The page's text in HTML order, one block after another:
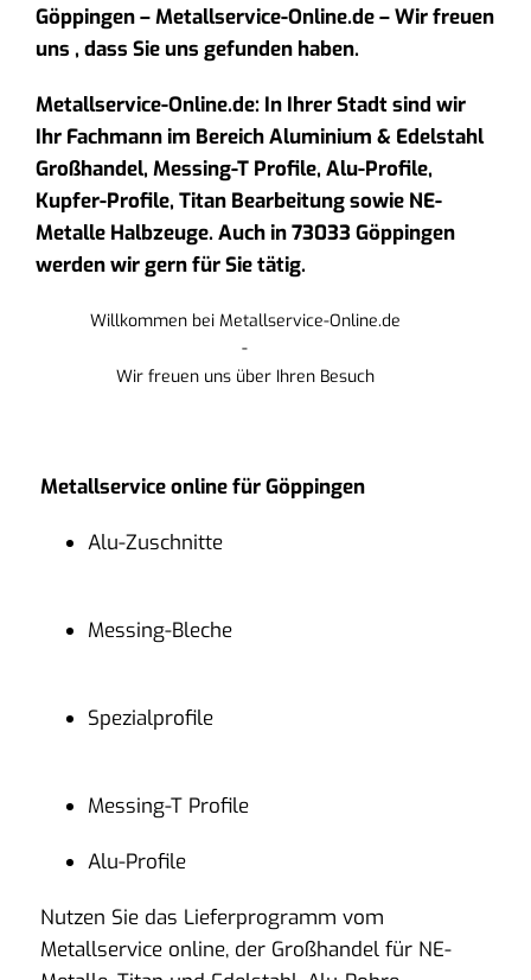
Göppingen – Metallservice-Online.de – Wir freuen
uns , dass Sie uns gefunden haben.
Metallservice-Online.de: In Ihrer Stadt sind wir
Ihr Fachmann im Bereich Aluminium & Edelstahl
Großhandel, Messing-T Profile, Alu-Profile,
Kupfer-Profile, Titan Bearbeitung sowie NE-
Metalle Halbzeuge. Auch in 73033 Göppingen
werden wir gern für Sie tätig.
Willkommen bei Metallservice-Online.de
-
Wir freuen uns über Ihren Besuch
Metallservice online für Göppingen
Alu-Zuschnitte
Messing-Bleche
Spezialprofile
Messing-T Profile
Alu-Profile
Nutzen Sie das Lieferprogramm vom
Metallservice online, der Großhandel für NE-